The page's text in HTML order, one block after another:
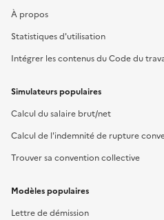
À propos
Statistiques d'utilisation
Intégrer les contenus du Code du
Simulateurs populaires
Calcul du salaire brut/net
Calcul de l'indemnité de rupture
Trouver sa convention collective
Modèles populaires
Lettre de démission